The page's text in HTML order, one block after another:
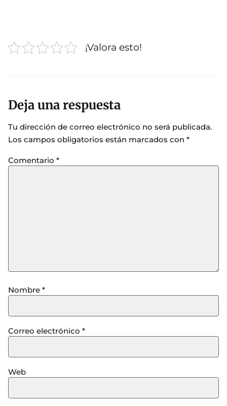
¡Valora esto!
Deja una respuesta
Tu dirección de correo electrónico no será publicada.
Los campos obligatorios están marcados con *
Comentario *
Nombre *
Correo electrónico *
Web